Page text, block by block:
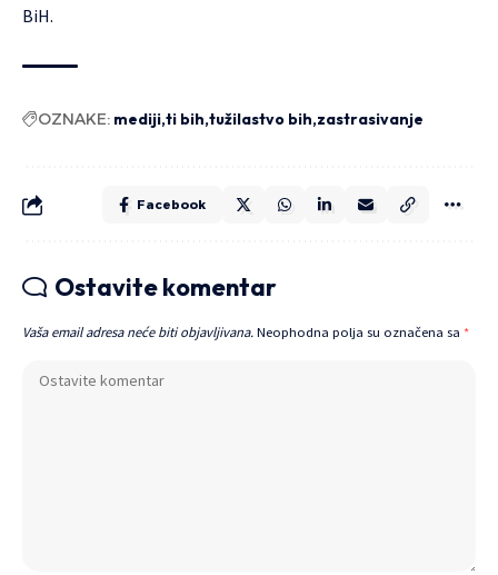
BiH.
OZNAKE: mediji ti bih tužilastvo bih zastrasivanje
Facebook
Ostavite komentar
Vaša email adresa neće biti objavljivana. Neophodna polja su označena sa *